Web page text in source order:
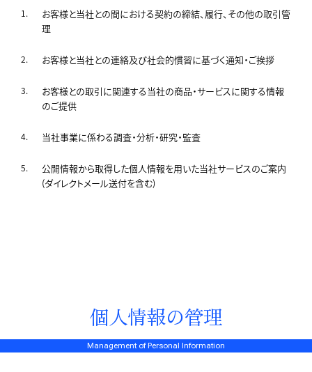
お客様と当社との間における契約の締結、履行、その他の取引管
理
お客様と当社との連絡及び社会的慣習に基づく通知・ご挨拶
お客様との取引に関連する当社の商品・サービスに関する情報
のご提供
当社事業に係わる調査・分析・研究・監査
公開情報から取得した個人情報を用いた当社サービスのご案内
(ダイレクトメール送付を含む)
個人情報の管理
Management of Personal Information